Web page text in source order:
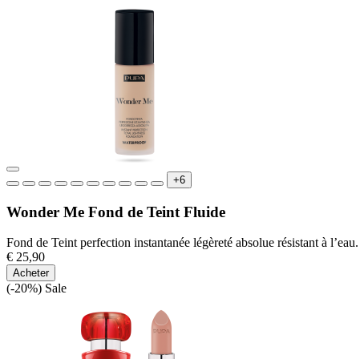
+6
Wonder Me Fond de Teint Fluide
Fond de Teint perfection instantanée légèreté absolue résistant à l’eau.
€ 25,90
Acheter
(-20%) Sale